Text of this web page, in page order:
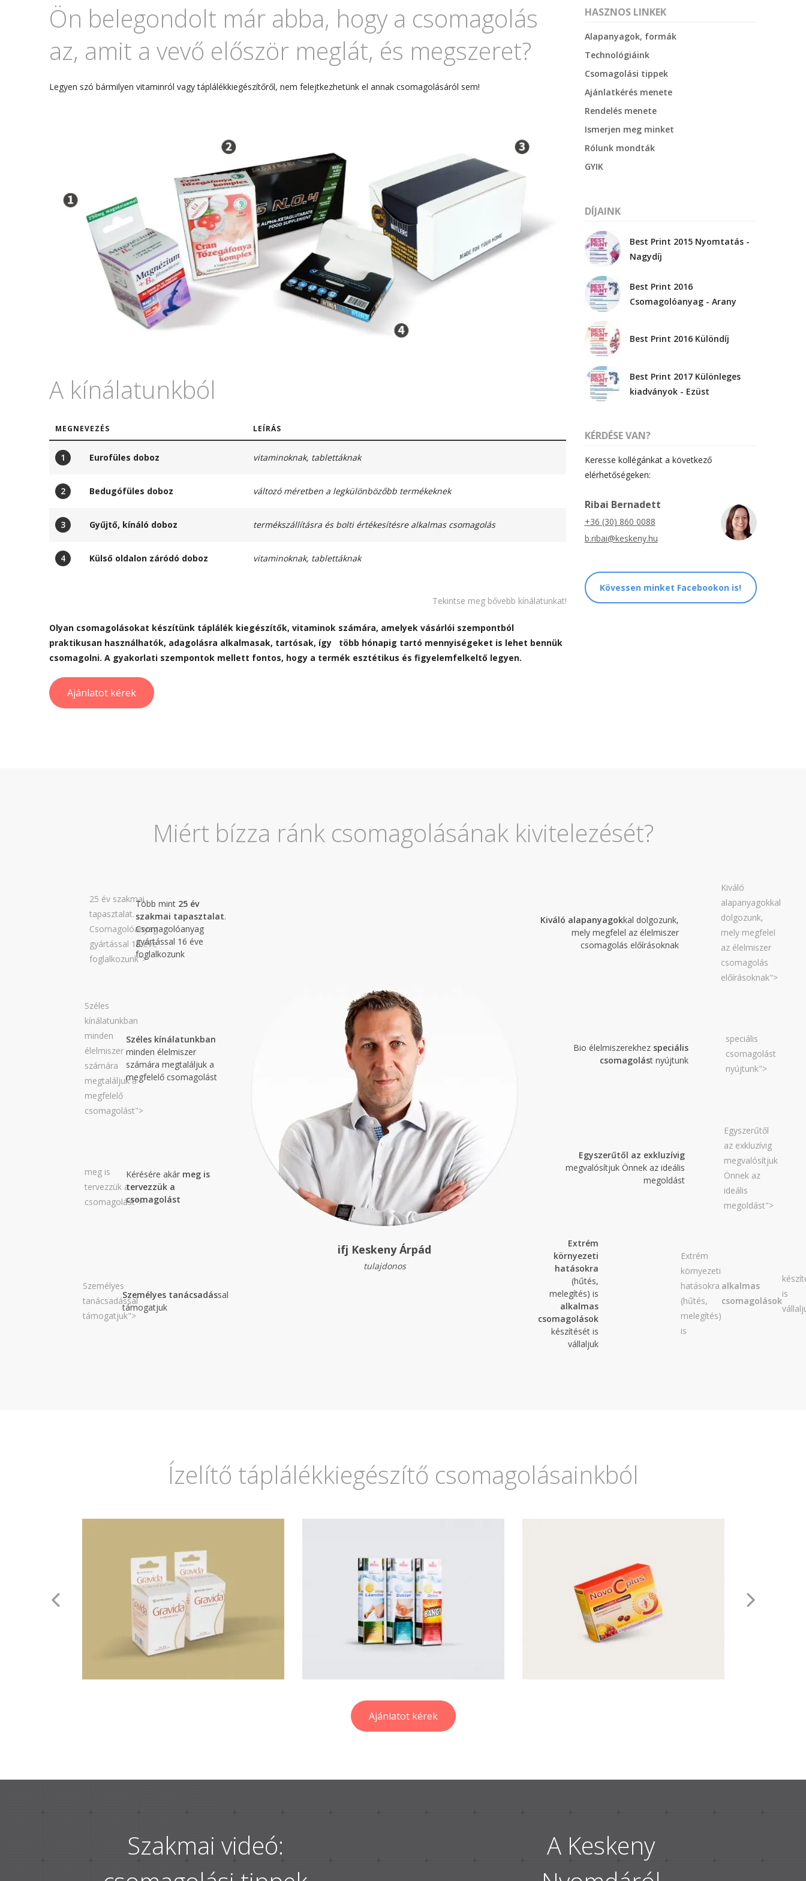
Kategóriák
AKCIÓ
Anyagleadási segédletek
Blog
Csomagolás
Design
Hírek
Nyomtatás
Szolgáltatások
Újdonság
Uncategorized
Archívum
2025. március
2024. szeptember
2024. április
2023. július
2022. október
2022. szeptember
2022. február
2022. január
2019. november
2019. február
2019. január
2018. április
2017. július
2017. június
2017. május
2016. augusztus
Ön belegondolt már abba, hogy a csomagolás
az, amit a vevő először meglát, és megszeret?
Legyen szó bármilyen vitaminról vagy táplálékkiegészítőről, nem felejtkezhetünk el annak csomagolásáról sem!
A kínálatunkból
MEGNEVEZÉS LEÍRÁS
1 Eurofüles doboz vitaminoknak, tablettáknak
2 Bedugófüles doboz változó méretben a legkülönbözőbb termékeknek
3 Gyűjtő, kínáló doboz termékszállításra és bolti értékesítésre alkalmas csomagolás
4 Külső oldalon záródó doboz vitaminoknak, tablettáknak
Tekintse meg bővebb kínálatunkat!
Olyan csomagolásokat készítünk táplálék kiegészítők, vitaminok számára, amelyek vásárlói szempontból
praktikusan használhatók, adagolásra alkalmasak, tartósak, így több hónapig tartó mennyiségeket is lehet bennük
csomagolni. A gyakorlati szempontok mellett fontos, hogy a termék esztétikus és figyelemfelkeltő legyen.
Ajánlatot kérek
HASZNOS LINKEK
Alapanyagok, formák
Technológiáink
Csomagolási tippek
Ajánlatkérés menete
Rendelés menete
Ismerjen meg minket
Rólunk mondták
GYIK
DÍJAINK
Best Print 2015 Nyomtatás -
Nagydíj
Best Print 2016
Csomagolóanyag - Arany
Best Print 2016 Különdíj
Best Print 2017 Különleges
kiadványok - Ezüst
KÉRDÉSE VAN?
Keresse kollégánkat a következő
elérhetőségeken:
Ribai Bernadett
+36 (30) 860 0088
b.ribai@keskeny.hu
Kövessen minket Facebookon is!
Miért bízza ránk csomagolásának kivitelezését?
25 év szakmai
tapasztalat.
Csomagolóanyag
gyártással 16 éve
foglalkozunk">
Több mint 25 év
szakmai tapasztalat.
Csomagolóanyag
gyártással 16 éve
foglalkozunk
Széles
kínálatunkban
minden
élelmiszer
számára
megtaláljuk a
megfelelő
csomagolást">
Széles kínálatunkban
minden élelmiszer
számára megtaláljuk a
megfelelő csomagolást
meg is
tervezzük a
csomagolást">
Kérésére akár meg is
tervezzük a
csomagolást
Személyes
tanácsadással
támogatjuk">
Személyes tanácsadással
támogatjuk
ifj Keskeny Árpád
tulajdonos
Kiváló
alapanyagokkal
dolgozunk,
mely megfelel
az élelmiszer
csomagolás
előírásoknak">
Kiváló alapanyagokkal dolgozunk,
mely megfelel az élelmiszer
csomagolás előírásoknak
speciális
csomagolást
nyújtunk">
Bio élelmiszerekhez speciális
csomagolást nyújtunk
Egyszerűtől
az exkluzívig
megvalósítjuk
Önnek az
ideális
megoldást">
Egyszerűtől az exkluzívig
megvalósítjuk Önnek az ideális
megoldást
Extrém
környezeti
hatásokra
(hűtés,
melegítés)
is
alkalmas
csomagolások
is
Extrém
környezeti
hatásokra
(hűtés,
melegítés) is
alkalmas
csomagolások
készítését is
vállaljuk
Ízelítő táplálékkiegészítő csomagolásainkból
Ajánlatot kérek
Szakmai videó:
A Keskeny